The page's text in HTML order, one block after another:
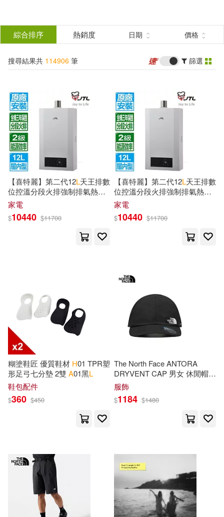
結
篩
選
分類 (單選)
所有商品(114906)
圖書(104404) 影音(4501)
雜誌(125) 售票網(1)
美妝(54) 服飾(2153)
家居生活(220) 美食(64)
3C(1392) 家電(221)
日用清潔(99)
休閒生活(117)
婦幼生活(199)
餐廚生活(141) 電子票證(1)
鞋包配件(569) 寵物生活(57)
有聲書(5)
作者 (可複選)
A. L.(1447) H.(954)
A. H.(913) H. A.(872)
William H.(708)
Smith(663)
Robert L.(645) Ph.D.(621)
H. G.(615) Wells(611)
David L.(588) James L.(571)
Jones(513) Rey(468)
出版社
Ingram(81116)
Taylor & Francis Asia Pacific(2723)
SONY MUSIC(1139)
Pearson College Div(1045)
Universal(794)
Lightning Source Inc(688)
(可複選)
可超商取貨(110351)
可海外宅配(109975)
綜合排序 熱銷度 日期 價格
搜尋結果共 114906 筆 篩選
【喜特麗】第二代12L天王排數
位控溫分段火排強制排氣熱水
器JT-
家電
$10440 $11700
【喜特麗】第二代12L天王排數
位控溫分段火排強制排氣熱水
器JT-
家電
$10440 $11700
糊塗鞋匠 優質鞋材 H01 TPR塑
形足弓七分墊 2雙 A01黑L
鞋包配件
$360 $450
The North Face ANTORA
DRYVENT CAP 男女 休閒帽-
NF0A
服飾
$1184 $1480